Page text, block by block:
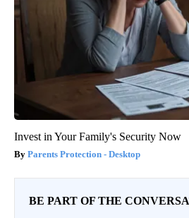
Invest in Your Family's Security Now
Parents Protection - Desktop
BE PART OF THE